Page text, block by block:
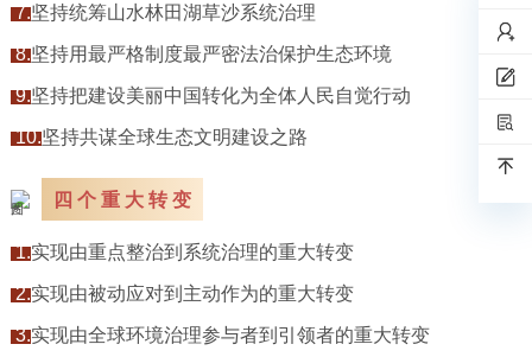
7.坚持统筹山水林田湖草沙系统治理
8.坚持用最严格制度最严密法治保护生态环境
9.坚持把建设美丽中国转化为全体人民自觉行动
10.坚持共谋全球生态文明建设之路
四 个 重 大 转 变
1.实现由重点整治到系统治理的重大转变
2.实现由被动应对到主动作为的重大转变
3.实现由全球环境治理参与者到引领者的重大转变